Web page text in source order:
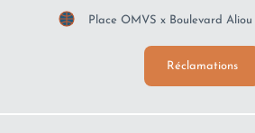
Place OMVS x Boulevard
Réclamations